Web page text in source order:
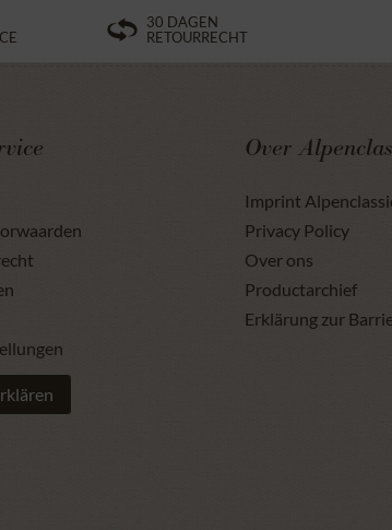
30 DAGEN
RETOURRECHT
Over
Imprint
Privacy Policy
Over ons
Productarchief
Erklärung zur